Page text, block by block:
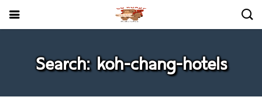
Search: koh-chang-hotels